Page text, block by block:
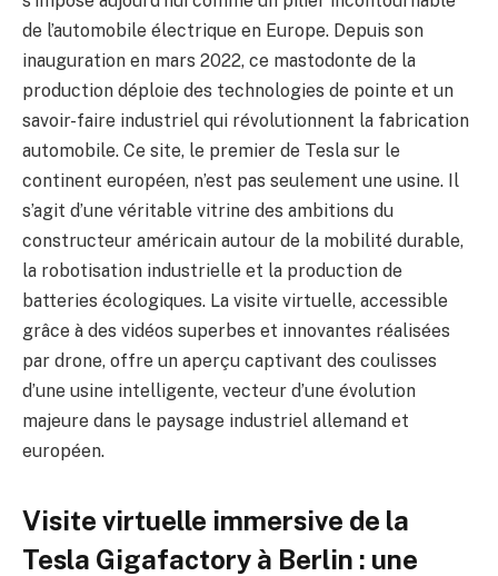
de l’automobile électrique en Europe. Depuis son
inauguration en mars 2022, ce mastodonte de la
production déploie des technologies de pointe et un
savoir-faire industriel qui révolutionnent la fabrication
automobile. Ce site, le premier de Tesla sur le
continent européen, n’est pas seulement une usine. Il
s’agit d’une véritable vitrine des ambitions du
constructeur américain autour de la mobilité durable,
la robotisation industrielle et la production de
batteries écologiques. La visite virtuelle, accessible
grâce à des vidéos superbes et innovantes réalisées
par drone, offre un aperçu captivant des coulisses
d’une usine intelligente, vecteur d’une évolution
majeure dans le paysage industriel allemand et
européen.
Visite virtuelle immersive de la
Tesla Gigafactory à Berlin : une